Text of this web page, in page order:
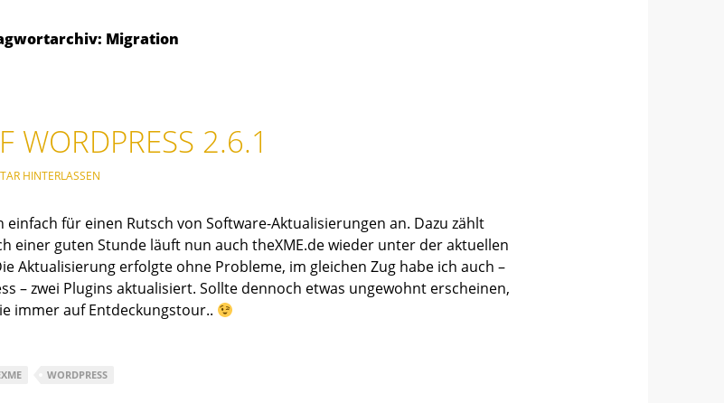
Migration
WORDPRESS 2.6.1
HINTERLASSEN
einfach für einen Rutsch von Software-Aktualisierungen an. Dazu zählt
einer guten Stunde läuft nun auch theXME.de wieder unter der aktuellen
Aktualisierung erfolgte ohne Probleme, im gleichen Zug habe ich auch –
– zwei Plugins aktualisiert. Sollte dennoch etwas ungewohnt erscheinen,
immer auf Entdeckungstour..
WORDPRESS